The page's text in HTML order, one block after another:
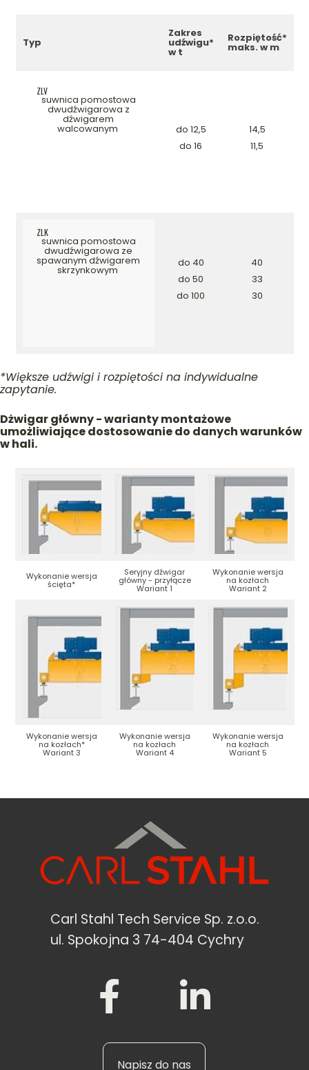
Typ
Zakres
udźwigu*
w t
Rozpiętość*
maks. w m
ZLV
suwnica pomostowa
dwudźwigarowa z
dźwigarem
walcowanym
do 12,5
do 16
14,5
11,5
ZLK
suwnica pomostowa
dwudźwigarowa ze
spawanym dźwigarem
skrzynkowym
do 40
do 50
do 100
40
33
30
*Większe udźwigi i rozpiętości na indywidualne
zapytanie.
Dżwigar główny - warianty montażowe
umożliwiające dostosowanie do danych warunków
w hali.
Wykonanie wersja
ścięta*
Seryjny dźwigar
główny - przyłącze
Wariant 1
Wykonanie wersja
na kozłach
Wariant 2
Wykonanie wersja
na kozłach*
Wariant 3
Wykonanie wersja
na kozłach
Wariant 4
Wykonanie wersja
na kozłach
Wariant 5
Carl Stahl Tech Service Sp. z.o.o.
ul. Spokojna 3 74-404 Cychry
Napisz do nas